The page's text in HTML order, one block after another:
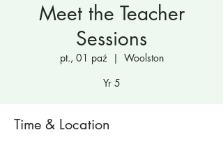
Meet the Teacher
Sessions
pt., 01 paź
  |
Woolston
Yr 5
Time & Location